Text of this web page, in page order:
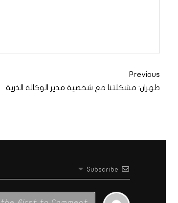
Previous
طهران: مشكلتنا مع شخصية مدير الوكالة الذرية
Subscribe